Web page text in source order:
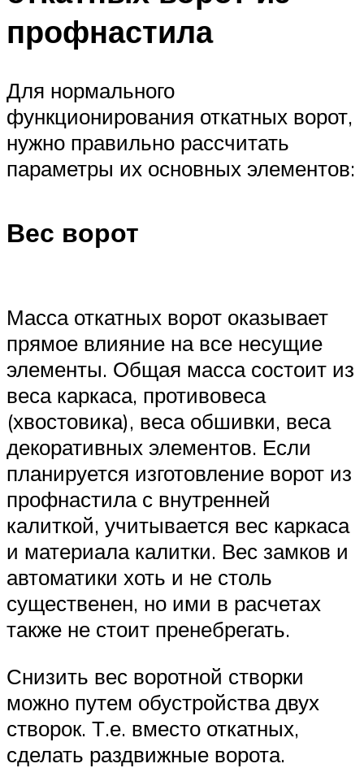
профнастила
Для нормального
функционирования откатных ворот,
нужно правильно рассчитать
параметры их основных элементов:
Вес ворот
Масса откатных ворот оказывает
прямое влияние на все несущие
элементы. Общая масса состоит из
веса каркаса, противовеса
(хвостовика), веса обшивки, веса
декоративных элементов. Если
планируется изготовление ворот из
профнастила с внутренней
калиткой, учитывается вес каркаса
и материала калитки. Вес замков и
автоматики хоть и не столь
существенен, но ими в расчетах
также не стоит пренебрегать.
Снизить вес воротной створки
можно путем обустройства двух
створок. Т.е. вместо откатных,
сделать раздвижные ворота.